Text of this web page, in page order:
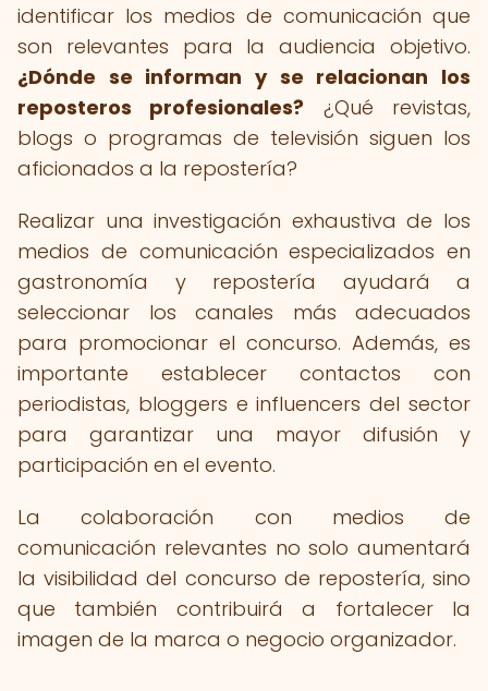
identificar los medios de comunicación que
son relevantes para la audiencia objetivo.
¿Dónde se informan y se relacionan los
reposteros profesionales? ¿Qué revistas,
blogs o programas de televisión siguen los
aficionados a la repostería?
Realizar una investigación exhaustiva de los
medios de comunicación especializados en
gastronomía y repostería ayudará a
seleccionar los canales más adecuados
para promocionar el concurso. Además, es
importante establecer contactos con
periodistas, bloggers e influencers del sector
para garantizar una mayor difusión y
participación en el evento.
La colaboración con medios de
comunicación relevantes no solo aumentará
la visibilidad del concurso de repostería, sino
que también contribuirá a fortalecer la
imagen de la marca o negocio organizador.